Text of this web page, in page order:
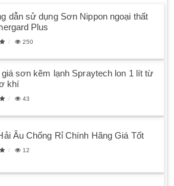
dẫn sử dụng Sơn Nippon ngoại thất
Plus
250
sơn kẽm lạnh Spraytech lon 1 lít từ
khí
43
Âu Chống Rỉ Chính Hãng Giá Tốt
12